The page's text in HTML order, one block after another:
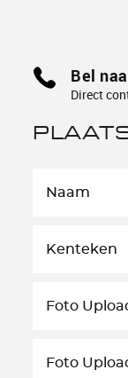
Bel
Direct
Foto
Foto